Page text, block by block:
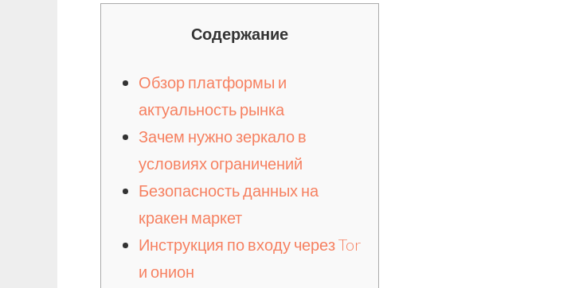
Содержание
Обзор платформы и
актуальность рынка
Зачем нужно зеркало в
условиях ограничений
Безопасность данных на
кракен маркет
Инструкция по входу через Tor
и онион